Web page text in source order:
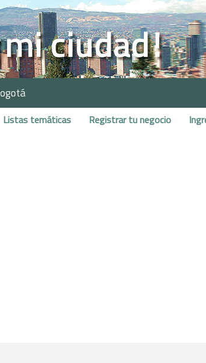
Listas temáticas Registrar tu negocio